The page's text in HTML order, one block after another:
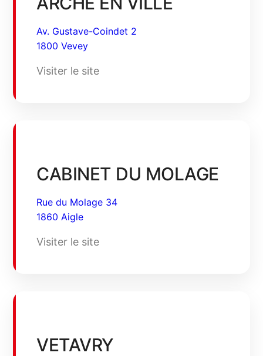
Av. Gustave-Coindet 2
1800 Vevey
Visiter le site
CABINET DU MOLAGE
Rue du Molage 34
1860 Aigle
Visiter le site
VETAVRY